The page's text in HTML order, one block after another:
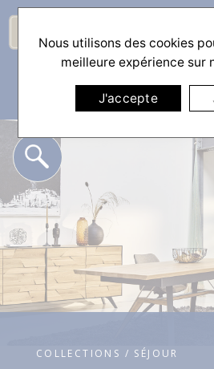
☰
COLLECTIONS / SÉJOUR
Nous utilisons des cookies
meilleure expérience sur
J'accepte